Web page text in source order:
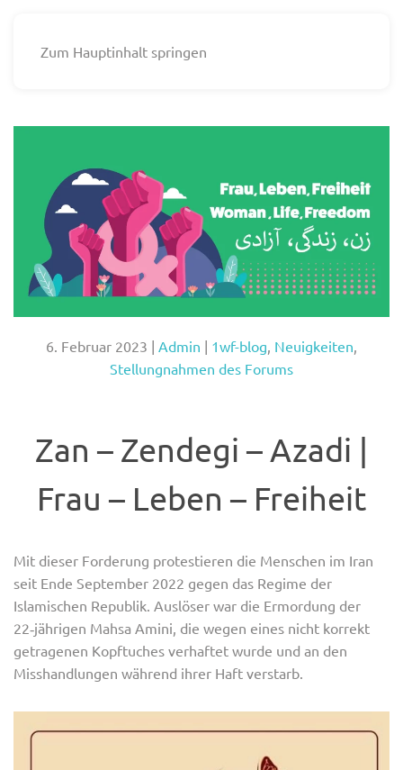
Zum Hauptinhalt springen
6. Februar 2023 | Admin | 1wf-blog, Neuigkeiten,
Stellungnahmen des Forums
Zan – Zendegi – Azadi |
Frau – Leben – Freiheit
Mit dieser Forderung protestieren die Menschen im Iran
seit Ende September 2022 gegen das Regime der
Islamischen Republik. Auslöser war die Ermordung der
22‑jährigen Mahsa Amini, die wegen eines nicht korrekt
getragenen Kopftuches verhaftet wurde und an den
Misshandlungen während ihrer Haft verstarb.